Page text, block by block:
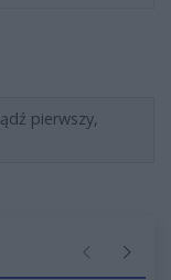
pierwszy,
Poprzednie